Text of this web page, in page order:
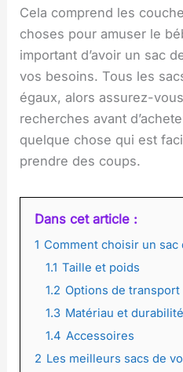
Cela comprend les
choses pour amuser le
important d’avoir un sac
vos besoins. Tous les
égaux, alors assurez-
recherches avant
quelque chose qui est
prendre des coups.
Dans cet article :
1 Comment choisir un sac
1.1 Taille et poids
1.2 Options de transport
1.3 Matériau et durabilité
1.4 Accessoires
2 Les meilleurs sacs de